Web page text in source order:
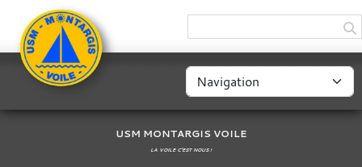
USM MONTARGIS VOILE
LA VOILE C'EST NOUS !
Panneau de gestion des cookies